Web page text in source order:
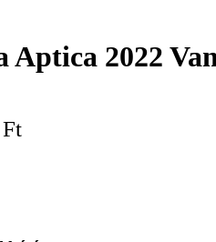
Aptica 2022
Ft